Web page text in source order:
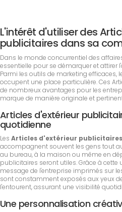
L'intérêt d'utiliser des
publicitaires dans sa
Dans le monde concurrentiel des
essentielle pour se démarquer et attirer
Parmi les outils de marketing efficaces,
occupent une place particulière. Ces
de nombreux avantages pour les
marque de manière originale et
Articles d'extérieur
quotidienne
Les Articles d'extérieur publicitaires
accompagnent souvent les gens tout
au bureau, à la maison ou même en
publicitaires seront utiles. Grâce à cette
message de l'entreprise imprimés sur
sont constamment exposés aux yeux
l'entourent, assurant une visibilité
Une personnalisation